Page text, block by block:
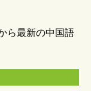
ら最新の中国語